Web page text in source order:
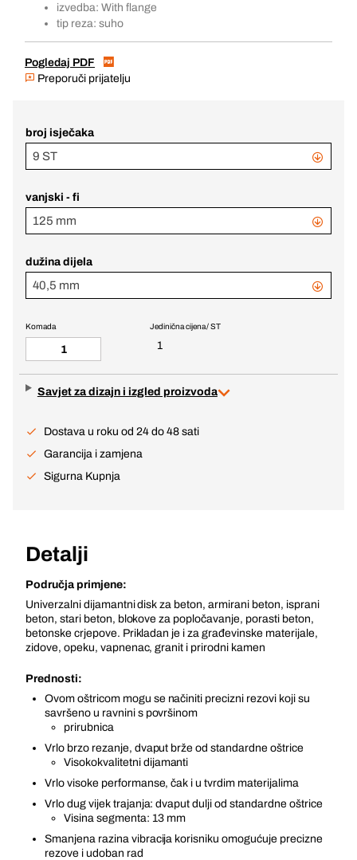
izvedba: With flange
tip reza: suho
Pogledaj PDF
Preporuči prijatelju
broj isječaka
9 ST
vanjski - fi
125 mm
dužina dijela
40,5 mm
Jedinična cijena / ST
1
Komada
Savjet za dizajn i izgled proizvoda
Dostava u roku od 24 do 48 sati
Garancija i zamjena
Sigurna Kupnja
Detalji
Područja primjene:
Univerzalni dijamantni disk za beton, armirani beton, isprani
beton, stari beton, blokove za popločavanje, porasti beton,
betonske crjepove. Prikladan je i za građevinske materijale,
zidove, opeku, vapnenac, granit i prirodni kamen
Prednosti:
Ovom oštricom mogu se načiniti precizni rezovi koji su
savršeno u ravnini s površinom
prirubnica
Vrlo brzo rezanje, dvaput brže od standardne oštrice
Visokokvalitetni dijamanti
Vrlo visoke performanse, čak i u tvrdim materijalima
Vrlo dug vijek trajanja: dvaput dulji od standardne oštrice
Visina segmenta: 13 mm
Smanjena razina vibracija korisniku omogućuje precizne
rezove i udoban rad